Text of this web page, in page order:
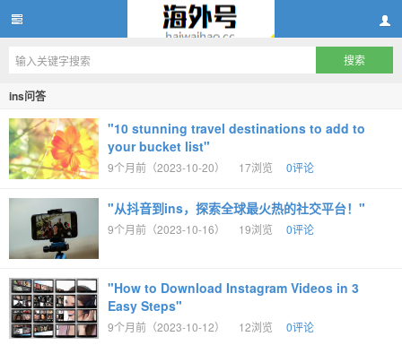
ins账号购买,ins账号自助购买10元,ins账号购买网站,ins
账号怎么注册
ins问答
"10 stunning travel destinations to add to
your bucket list"
9个月前（2023-10-20） 17浏览 0评论
"从抖音到ins，探索全球最火热的社交平台！"
9个月前（2023-10-16） 19浏览 0评论
"How to Download Instagram Videos in 3
Easy Steps"
9个月前（2023-10-12） 12浏览 0评论